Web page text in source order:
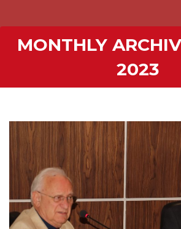
MONTHLY
2023